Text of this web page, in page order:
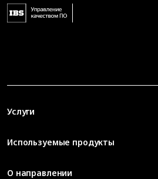
Услуги
Используемые продукты
О направлении